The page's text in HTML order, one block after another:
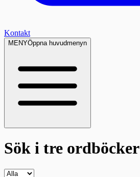
Kontakt
MENYÖppna huvudmenyn
Sök i tre ordböcker